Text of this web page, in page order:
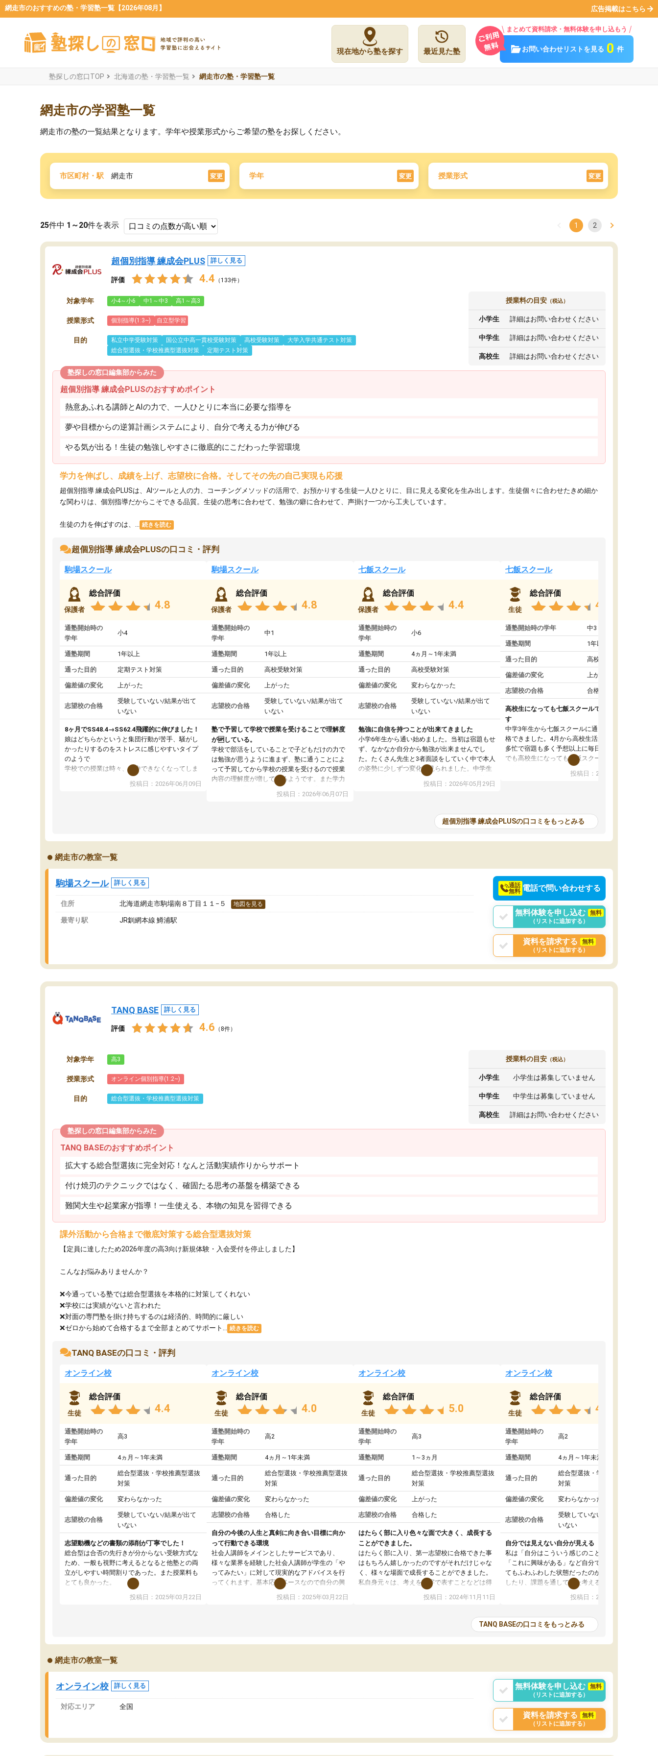
網走市のおすすめの塾・学習塾一覧【2026年08月】 広告掲載はこちら
現在地から塾を探す 最近見た塾
まとめて資料請求・無料体験を申し込もう
お問い合わせリストを見る 0 件
塾探しの窓口TOP 北海道の塾・学習塾一覧 網走市の塾・学習塾一覧
網走市の学習塾一覧
網走市の塾の一覧結果となります。学年や授業形式からご希望の塾をお探しください。
市区町村・駅 網走市 変更 学年 変更 授業形式 変更
25件中 1～20件を表示 1 2
超個別指導 練成会PLUS 詳しく見る
評価 4.4 （133件）
対象学年 小4～小6 中1～中3 高1～高3
授業形式 個別指導(1:3~) 自立型学習
目的 私立中学受験対策 国公立中高一貫校受験対策 高校受験対策
大学入学共通テスト対策
総合型選抜・学校推薦型選抜対策
定期テスト対策
授業料の目安 （税込）
小学生 詳細はお問い合わせください
中学生 詳細はお問い合わせください
高校生 詳細はお問い合わせください
塾探しの窓口編集部からみた
超個別指導 練成会PLUSのおすすめポイント
熱意あふれる講師とAIの力で、一人ひとりに本当に必要な指導を
夢や目標からの逆算計画システムにより、自分で考える力が伸びる
やる気が出る！生徒の勉強しやすさに徹底的にこだわった学習環境
学力を伸ばし、成績を上げ、志望校に合格。そしてその先の自己実現も応援
超個別指導 練成会PLUSは、AIツールと人の力、コーチングメソッドの活用で、お預かりする生徒一人ひとりに、目に見える変化を生み出します。生徒個々に合わせたきめ細か
な関わりは、個別指導だからこそできる品質。生徒の思考に合わせて、勉強の癖に合わせて、声掛け一つから工夫しています。
生徒の力を伸ばすのは、... 続きを読む
超個別指導 練成会PLUSの口コミ・評判
駒場スクール
保護者
総合評価
4.8
通塾開始時の
学年
小4
通塾期間 1年以上
通った目的 定期テスト対策
偏差値の変化 上がった
志望校の合格
受験していない/結果が出て
いない
8ヶ月でSS48.4→SS62.4飛躍的に伸びました！
娘はどちらかというと集団行動が苦手、騒がし
かったりするのをストレスに感じやすいタイプ
のようで
学校での授業は時々、集中できなくなってしま
っていたこともあったようでした。
その点練成会は個別指導なので、静かな環境の
です。
投稿日：2026年06月09日
駒場スクール
保護者
総合評価
4.8
通塾開始時の
学年
中1
通塾期間 1年以上
通った目的 高校受験対策
偏差値の変化 上がった
志望校の合格
受験していない/結果が出て
いない
塾で予習して学校で授業を受けることで理解度
が🆙している。
学校で部活をしていることで子どもだけの力で
は勉強が思うように進まず、塾に通うことによ
って予習してから学校の授業を受けるので授業
内容の理解度が増しているようです。また学力
テストなど塾で受けることによって広い視野で
自分の学力は今どのくらいなのか、他の学校へ
ているので、勉強への意欲へと更につながって
投稿日：2026年06月07日
七飯スクール
保護者
総合評価
4.4
通塾開始時の
学年
小6
通塾期間 4ヵ月～1年未満
通った目的 高校受験対策
偏差値の変化 変わらなかった
志望校の合格
受験していない/結果が出て
いない
勉強に自信を持つことが出来てきました
小学6年生から通い始めました。当初は宿題もせ
ず、なかなか自分から勉強が出来ませんでし
た。たくさん先生と3者面談をしていく中で本人
の姿勢に少しずつ変化が見られました。中学生
になり勉強しないといけないという自覚が芽生
え自ら進んで受講を増やして頑張っています。
ま自ら進んで計画的に勉強を頑張ってほしいな
投稿日：2026年05月29日
七飯スクール
生徒
総合評価
4.8
通塾開始時の学年 中3
通塾期間 1年以上
通った目的 高校受験対策
偏差値の変化 上がった
志望校の合格 合格した
高校生になっても七飯スクールで頑張っていま
す
中学3年生から七飯スクールに通って志望校に合
格できました。4月から高校生活が始まり部活も
多忙で宿題も多く予想以上に毎日が大変です。
でも高校生になっても七飯スクールに通うこと
で勉強をおろそかにせず頑張れていると思いま
す。塾に行けば自分より年下の子たちが頑張っ
いる先生たちが変わらずにいてくれてその励ま
しで頑張れます。時には休みたいと思うことも
投稿日：2026年05月15日
超個別指導 練成会PLUSの口コミをもっとみる
網走市の教室一覧
駒場スクール 詳しく見る
住所 北海道網走市駒場南８丁目１１−５ 地図を見る
最寄り駅 JR釧網本線 鱒浦駅
通話
無料 電話で問い合わせする
無料体験を申し込む
無料
（リストに追加する）
資料を請求する
無料
（リストに追加する）
TANQ BASE 詳しく見る
評価 4.6 （8件）
対象学年 高3
授業形式 オンライン個別指導(1:2~)
目的 総合型選抜・学校推薦型選抜対策
授業料の目安 （税込）
小学生 小学生は募集していません
中学生 中学生は募集していません
高校生 詳細はお問い合わせください
塾探しの窓口編集部からみた
TANQ BASEのおすすめポイント
拡大する総合型選抜に完全対応！なんと活動実績作りからサポート
付け焼刃のテクニックではなく、確固たる思考の基盤を構築できる
難関大生や起業家が指導！一生使える、本物の知見を習得できる
課外活動から合格まで徹底対策する総合型選抜対策
【定員に達したため2026年度の高3向け新規体験・入会受付を停止しました】
こんなお悩みありませんか？
❌今通っている塾では総合型選抜を本格的に対策してくれない
❌学校には実績がないと言われた
❌対面の専門塾を掛け持ちするのは経済的、時間的に厳しい
❌ゼロから始めて合格するまで全部まとめてサポート...
続きを読む
TANQ BASEの口コミ・評判
オンライン校
生徒
総合評価
4.4
通塾開始時の
学年
高3
通塾期間 4ヵ月～1年未満
通った目的
総合型選抜・学校推薦型選抜
対策
偏差値の変化 変わらなかった
志望校の合格
受験していない/結果が出て
いない
志望動機などの書類の添削が丁寧でした！
総合型は合否の先行きが分からない受験方式な
ため、一般も視野に考えるとなると他塾との両
立がしやすい時間割りであった。また授業料も
とても良かった。
総合型の多くの塾は大学生が見ることが多い
が、はたらく部総合型コースは大学生の目だけ
投稿日：2025年03月22日
オンライン校
生徒
総合評価
4.0
通塾開始時の
学年
高2
通塾期間 4ヵ月～1年未満
通った目的
総合型選抜・学校推薦型選抜
対策
偏差値の変化 変わらなかった
志望校の合格 合格した
自分の今後の人生と真剣に向き合い目標に向か
って行動できる環境
社会人講師をメインとしたサービスであり、
様々な業界を経験した社会人講師が学生の「や
ってみたい」に対して現実的なアドバイスを行
ってくれます。基本応援ベースなので自分の興
味分野について学生知識では思いつかない部分
まで深ぼる事が出来ます。
います。私自身やりたい事が何もない所から社
投稿日：2025年03月22日
オンライン校
生徒
総合評価
5.0
通塾開始時の
学年
高3
通塾期間 1～3ヵ月
通った目的
総合型選抜・学校推薦型選抜
対策
偏差値の変化 上がった
志望校の合格 合格した
はたらく部に入り色々な面で大きく、成長する
ことができました。
はたらく部に入り、第一志望校に合格できた事
はもちろん嬉しかったのですがそれだけじゃな
く、様々な場面で成長することができました。
私自身元々は、考えを文字で表すことなどは得
意だったのですが、人前で話すことやコミュニ
ケーションをとることが苦手でした。
わりコミュニケーションをとる機会が増えたり
また、一次試験合格後は二次試験対策の面接練
でも、自分の思いをしっかりと伝えることもで
投稿日：2024年11月11日
オンライン校
生徒
総合評価
4.8
通塾開始時の
学年
高2
通塾期間 4ヵ月～1年未満
通った目的
総合型選抜・学校推薦型選抜
対策
偏差値の変化 変わらなかった
志望校の合格
受験していない/結果が出て
いない
自分では見えない自分が見える
私は「自分はこういう感じのことがしたい」
「これに興味がある」など自分で自己分析をし
てもふわふわした状態だったのが、コーチと話
したり、課題を通してまた考えることで、もっ
と詳しく自分のことが理解できました。いつで
も質問できるので、そこも1つの魅力です。ま
が多いので、その子達に感化されて自分も『も
っと何かに取り組んでみよう』と思えます。
はたらく部はオンラインなので、色々な場所の
投稿日：2024年10月31日
TANQ BASEの口コミをもっとみる
網走市の教室一覧
オンライン校 詳しく見る
対応エリア 全国
無料体験を申し込む
無料
（リストに追加する）
資料を請求する
無料
（リストに追加する）